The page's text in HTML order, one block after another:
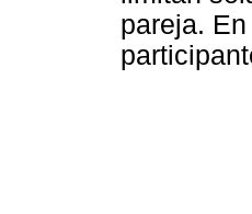
pareja.